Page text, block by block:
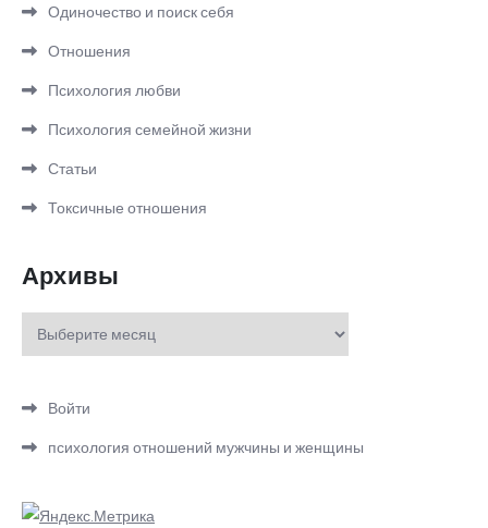
Одиночество и поиск себя
Отношения
Психология любви
Психология семейной жизни
Статьи
Токсичные отношения
Архивы
Архивы
Войти
психология отношений мужчины и женщины